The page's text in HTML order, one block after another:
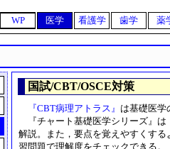
WP 医学 看護学 歯学 薬
国試/CBT/OSCE対策
『CBT病理アトラス』 は基礎医学
『チャート基礎医学シリーズ』は
解説。また，要点を覚えやすくす
習問題で理解度をチェックできる。